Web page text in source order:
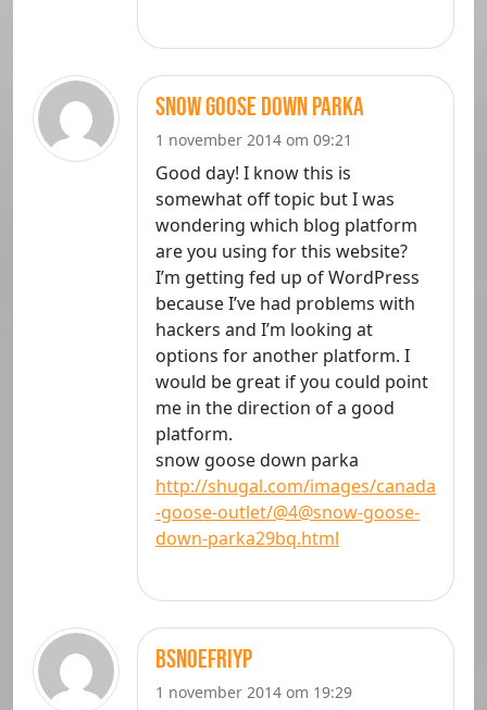
snow goose down parka
1 november 2014 om 09:21
Good day! I know this is
somewhat off topic but I was
wondering which blog platform
are you using for this website?
I’m getting fed up of WordPress
because I’ve had problems with
hackers and I’m looking at
options for another platform. I
would be great if you could point
me in the direction of a good
platform.
snow goose down parka
http://shugal.com/images/canada
-goose-outlet/@4@snow-goose-
down-parka29bq.html
bsnoefriyp
1 november 2014 om 19:29